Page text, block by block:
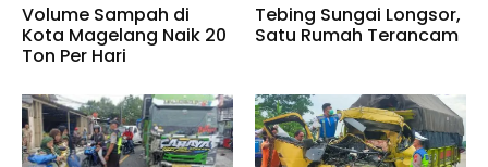
Volume Sampah di
Kota Magelang Naik 20
Ton Per Hari
Tebing Sungai Longsor,
Satu Rumah Terancam